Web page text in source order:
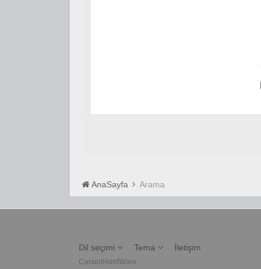
AnaSayfa Arama
Dil seçimi Tema İletişim
CursedHardWare